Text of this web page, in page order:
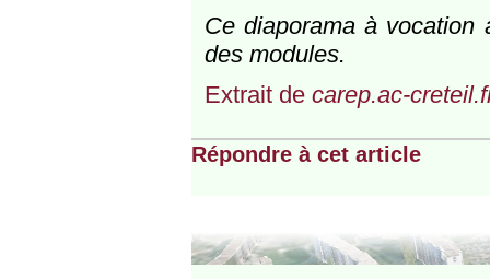
Ce diaporama à vocation
des modules.
Extrait de carep.ac-
Répondre à cet article